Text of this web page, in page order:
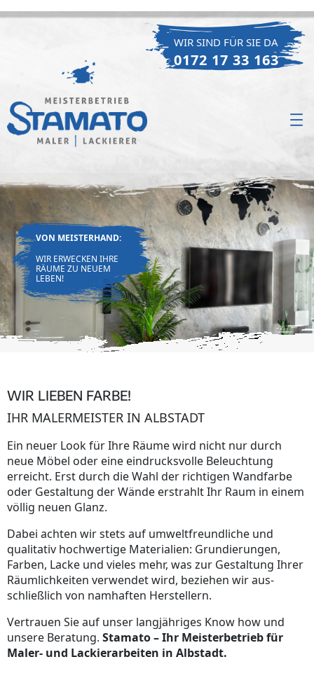
Zum
WIR SIND FÜR SIE DA
0172 17 33 163
VON MEISTERHAND:
WIR ERWECKEN IHRE
RÄUME ZU NEUEM
LEBEN!
WIR LIEBEN FARBE!
IHR MALERMEISTER IN ALBSTADT
Ein neuer Look für Ihre Räume wird nicht nur durch
neue Möbel oder eine eindrucksvolle Beleuchtung
erreicht. Erst durch die Wahl der richtigen Wandfarbe
oder Gestaltung der Wände erstrahlt Ihr Raum in einem
völlig neuen Glanz.
Dabei achten wir stets auf umweltfreundliche und
qualitativ hochwertige Materialien: Grundierungen,
Farben, Lacke und vieles mehr, was zur Gestaltung Ihrer
Räumlichkeiten verwendet wird, beziehen wir aus-
schließlich von namhaften Herstellern.
Vertrauen Sie auf unser langjähriges Know how und
unsere Beratung. Stamato – Ihr Meisterbetrieb für
Maler- und Lackierarbeiten in Albstadt.